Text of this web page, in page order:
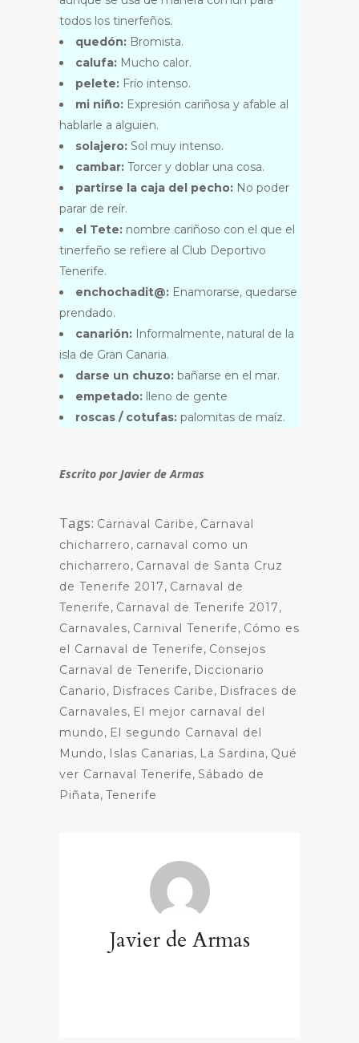
todos los tinerfeños.
quedón: Bromista.
calufa: Mucho calor.
pelete: Frío intenso.
mi niño: Expresión cariñosa y afable al
hablarle a alguien.
solajero: Sol muy intenso.
cambar: Torcer y doblar una cosa.
partirse la caja del pecho: No poder
parar de reír.
el Tete: nombre cariñoso con el que el
tinerfeño se refiere al Club Deportivo
Tenerife.
enchochadit@: Enamorarse, quedarse
prendado.
canarión: Informalmente, natural de la
isla de Gran Canaria.
darse un chuzo: bañarse en el mar.
empetado: lleno de gente
roscas / cotufas: palomitas de maíz.
Escrito por Javier de Armas
Tags: Carnaval Caribe, Carnaval
chicharrero, carnaval como un
chicharrero, Carnaval de Santa Cruz
de Tenerife 2017, Carnaval de
Tenerife, Carnaval de Tenerife 2017,
Carnavales, Carnival Tenerife, Cómo es
el Carnaval de Tenerife, Consejos
Carnaval de Tenerife, Diccionario
Canario, Disfraces Caribe, Disfraces de
Carnavales, El mejor carnaval del
mundo, El segundo Carnaval del
Mundo, Islas Canarias, La Sardina, Qué
ver Carnaval Tenerife, Sábado de
Piñata, Tenerife
Javier de Armas